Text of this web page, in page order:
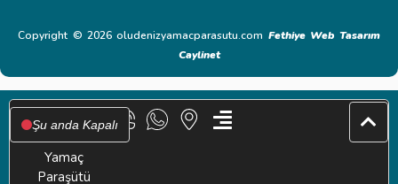
Copyright © 2026 oludenizyamacparasutu.com Fethiye Web Tasarım
Caylinet
Şu anda Kapalı